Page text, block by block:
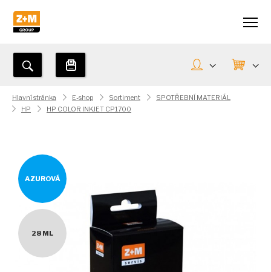
Hlavní stránka E-shop Sortiment
SPOTŘEBNÍ MATERIÁL
HP
HP COLOR INKJET CP1700
AZUROVÁ
28 ML